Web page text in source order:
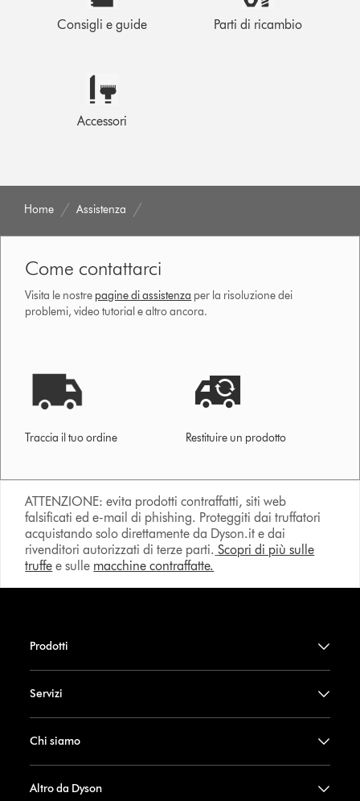
Consigli e guide Parti di ricambio
Accessori
Home Assistenza
Come contattarci
Visita le nostre pagine di assistenza per la risoluzione dei
problemi, video tutorial e altro ancora.
Traccia il tuo ordine Restituire un prodotto
ATTENZIONE: evita prodotti contraffatti, siti web
falsificati ed e-mail di phishing. Proteggiti dai truffatori
acquistando solo direttamente da Dyson.it e dai
rivenditori autorizzati di terze parti. Scopri di più sulle
truffe e sulle macchine contraffatte.
Prodotti
Servizi
Chi siamo
Altro da Dyson